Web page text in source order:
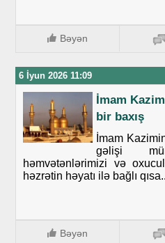
Bəyən
6 İyun 2026 11:09
İmam
bir baxış
İmam
gəlişi
həmvətənlərimizi və
həzrətin həyatı ilə bağlı
Bəyən